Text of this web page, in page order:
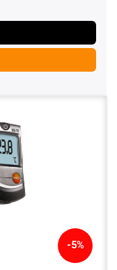
-5%